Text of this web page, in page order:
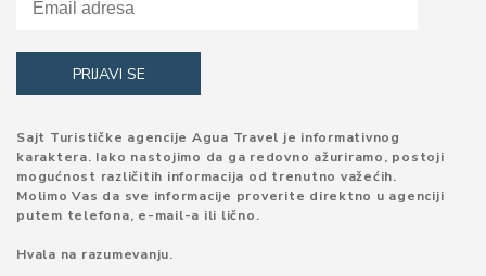
Sajt Turističke agencije Agua Travel je informativnog
karaktera. Iako nastojimo da ga redovno ažuriramo, postoji
mogućnost različitih informacija od trenutno važećih.
Molimo Vas da sve informacije proverite direktno u agenciji
putem telefona, e-mail-a ili lično.
Hvala na razumevanju.